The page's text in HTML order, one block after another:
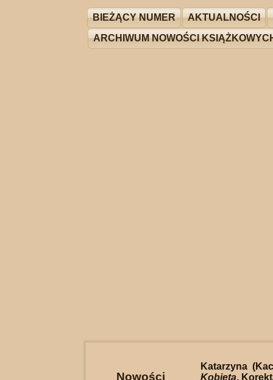
BIEŻĄCY NUMER AKTUALNOŚCI
ARCHIWUM NOWOŚCI
Nowości
Katarzyna
Kobieta.